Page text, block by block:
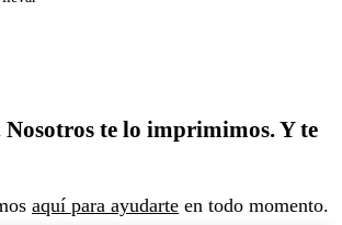
Nosotros te lo imprimimos. Y te
aquí para ayudarte en todo momento.